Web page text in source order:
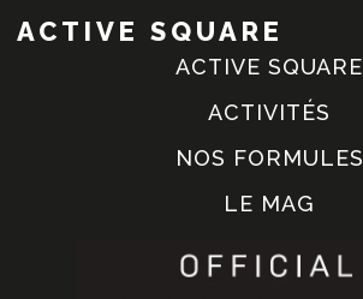
ACTIVE SQUARE
ACTIVE SQUARE
ACTIVITÉS
NOS FORMULES
LE MAG